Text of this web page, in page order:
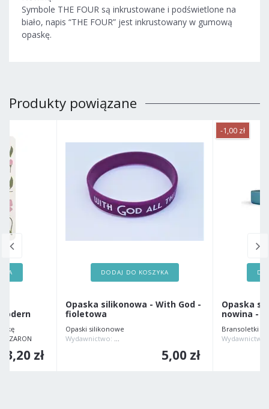
Symbole THE FOUR są inkrustowane i podświetlone na
biało, napis “THE FOUR” jest inkrustowany w gumową
opaskę.
Produkty powiązane
SZARON
3,20 zł
DODAJ DO KOSZYKA
Opaska silikonowa - With God -
fioletowa
Opaski silikonowe
5,00 zł
-1,00 zł
Opaska
nowina -
Bransoletki